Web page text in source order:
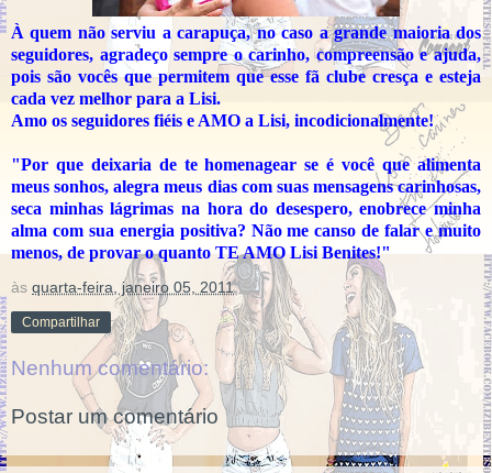
À quem não serviu a carapuça, no caso a grande maioria dos
seguidores, agradeço sempre o carinho, compreensão e ajuda,
pois são vocês que permitem que esse fã clube cresça e esteja
cada vez melhor para a Lisi.
Amo os seguidores fiéis e AMO a Lisi, incodicionalmente!
"Por que deixaria de te homenagear se é você que alimenta
meus sonhos, alegra meus dias com suas mensagens carinhosas,
seca minhas lágrimas na hora do desespero, enobrece minha
alma com sua energia positiva? Não me canso de falar e muito
menos, de provar o quanto TE AMO Lisi Benites!"
às quarta-feira, janeiro 05, 2011
Compartilhar
Nenhum comentário:
Postar um comentário